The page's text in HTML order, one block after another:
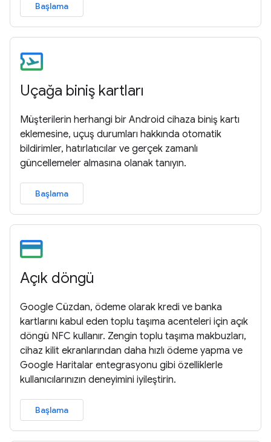
Başlama
Uçağa biniş kartları
Müşterilerin herhangi bir Android cihaza biniş kartı
eklemesine, uçuş durumları hakkında otomatik
bildirimler, hatırlatıcılar ve gerçek zamanlı
güncellemeler almasına olanak tanıyın.
Başlama
Açık döngü
Google Cüzdan, ödeme olarak kredi ve banka
kartlarını kabul eden toplu taşıma acenteleri için açık
döngü NFC kullanır. Zengin toplu taşıma makbuzları,
cihaz kilit ekranlarından daha hızlı ödeme yapma ve
Google Haritalar entegrasyonu gibi özelliklerle
kullanıcılarınızın deneyimini iyileştirin.
Başlama